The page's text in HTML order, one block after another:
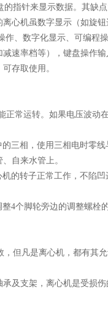
指针来显示数据。其缺
心机虽数字显示（如旋
、数字化显示、可编程
速率档等），键盘操作
存取使用。
常运转。如果电压波动
三相，使用三相电时零
自来水管上。
转子正常工作，不陷凹
个脚轮旁边的调整螺栓
但凡是离心机，都有其
及支架，离心机是受损